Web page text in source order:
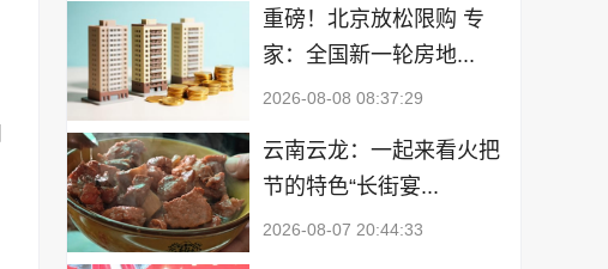
电” 充电线长达10米重磅！北京放松限购 专
家：全国新一轮房地...
2026-08-08 08:37:29
云南云龙：一起来看火把
节的特色“长街宴...
2026-08-07 20:44:33